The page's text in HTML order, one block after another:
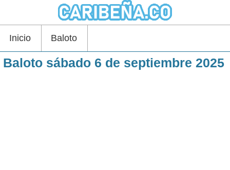
Inicio Baloto
Baloto sábado 6 de septiembre 2025